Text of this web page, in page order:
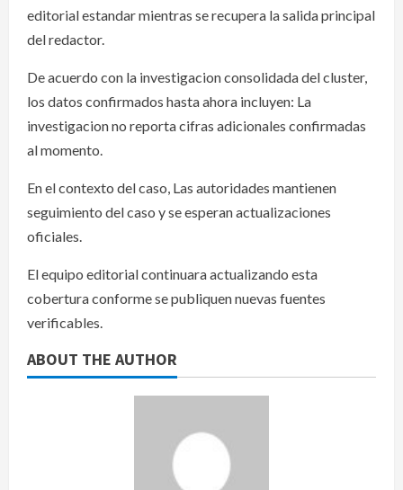
editorial estandar mientras se recupera la salida principal
del redactor.
De acuerdo con la investigacion consolidada del cluster,
los datos confirmados hasta ahora incluyen: La
investigacion no reporta cifras adicionales confirmadas
al momento.
En el contexto del caso, Las autoridades mantienen
seguimiento del caso y se esperan actualizaciones
oficiales.
El equipo editorial continuara actualizando esta
cobertura conforme se publiquen nuevas fuentes
verificables.
ABOUT THE AUTHOR